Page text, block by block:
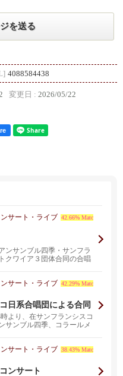
を送る
4088584438
変更日 : 2026/05/22
サート・ライブ 42.66% Matc
ンサンブル四季・サンフラ
クワイア３団体合同の合唱
サート・ライブ 42.29% Matc
日系合唱団による合同
より、在サンフランシスコ
サンブル四季、コラールメ
サート・ライブ 38.43% Matc
ンサート